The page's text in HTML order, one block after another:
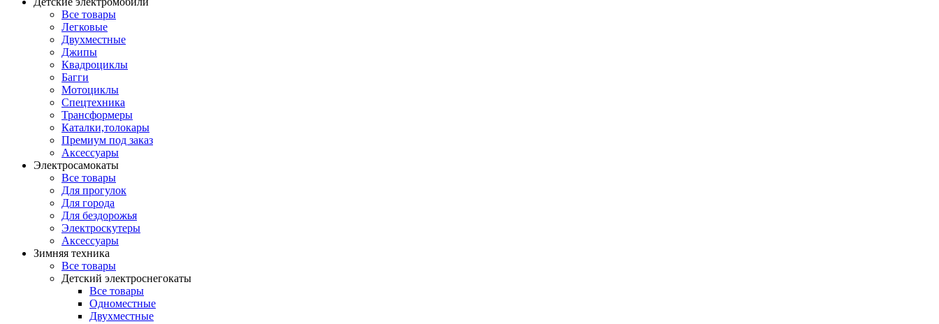
Все товары
Легковые
Двухместные
Джипы
Квадроциклы
Багги
Мотоциклы
Спецтехника
Трансформеры
Каталки,толокары
Премиум под заказ
Аксессуары
Электросамокаты
Все товары
Для прогулок
Для города
Для бездорожья
Электроскутеры
Аксессуары
Зимняя техника
Все товары
Детский электроснегокаты
Все товары
Одноместные
Двухместные